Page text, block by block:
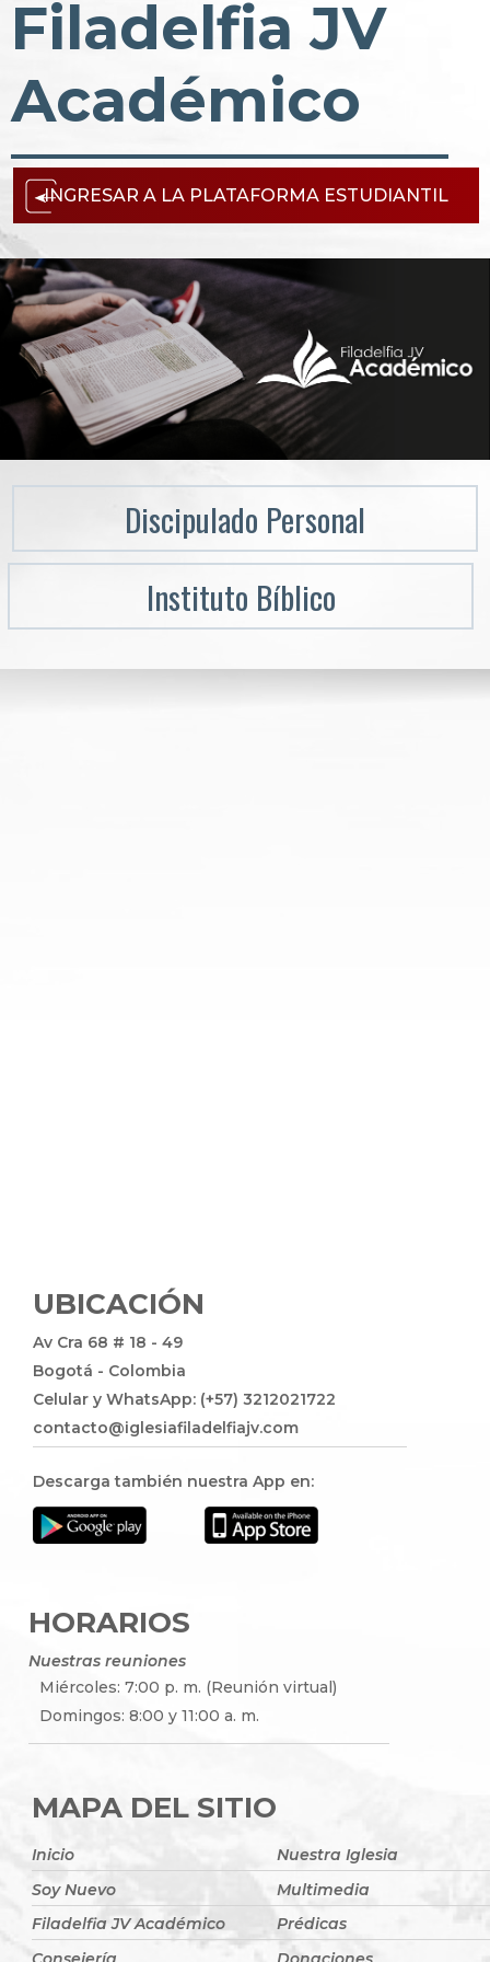
Filadelfia JV
Académico
INGRESAR A LA PLATAFORMA ESTUDIANTIL
Discipulado Personal
Instituto Bíblico
UBICACIÓN
Av Cra 68 # 18 - 49
Bogotá - Colombia
Celular y WhatsApp: (+57) 3212021722
contacto@iglesiafiladelfiajv.com
Descarga también nuestra App en:
HORARIOS
Nuestras reuniones
Miércoles: 7:00 p. m. (Reunión virtual)
Domingos: 8:00 y 11:00 a. m.
MAPA DEL SITIO
Inicio
Nuestra Iglesia
Soy Nuevo
Multimedia
Filadelfia JV Académico
Prédicas